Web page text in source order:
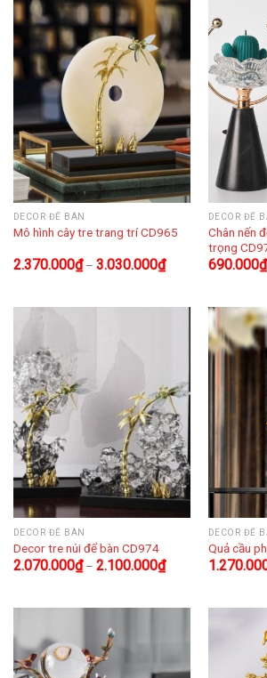
DECOR ĐỂ BÀN
Mô hình cây tre trang trí CD965
2.370.000₫– 3.030.000₫
DECOR ĐỂ
Chân nến
trọng
690.000₫
DECOR ĐỂ BÀN
Decor tre núi để bàn CD974
2.070.000₫– 2.100.000₫
DECOR ĐỂ
Quả cầu